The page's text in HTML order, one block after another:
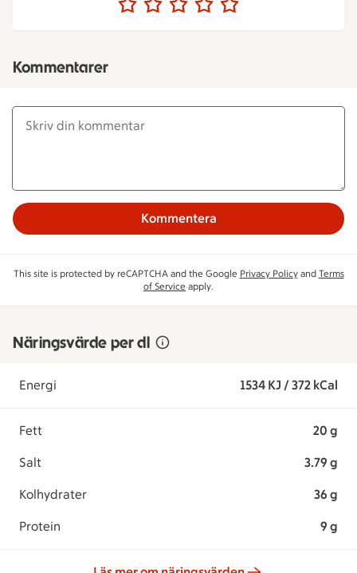
Kommentarer
Kommentera
This site is protected by reCAPTCHA and the Google Privacy Policyand Terms
of Service apply.
Näringsvärde per dl
Energi 1534 KJ / 372 kCal
Fett 20 g
Salt 3.79 g
Kolhydrater 36 g
Protein 9 g